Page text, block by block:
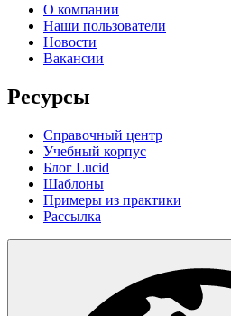
О компании
Наши пользователи
Новости
Вакансии
Ресурсы
Справочный центр
Учебный корпус
Блог Lucid
Шаблоны
Примеры из практики
Рассылка